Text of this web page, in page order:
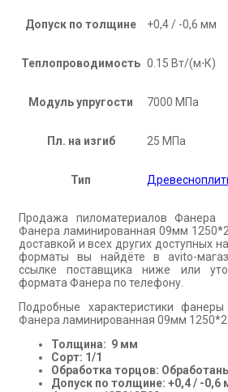
Допуск по толщине +0,4 / -0,6 мм
Теплопроводимость 0.15 Вт/(м⋅К)
Модуль упругости 7000 МПа
Пл. на изгиб 25 МПа
Тип
Продажа пиломатериалов
Фанера ламинированная 09мм
доставкой и всех других доступных
форматы вы найдёте в avito-
ссылке поставщика ниже или
формата Фанера по телефону.
Подробные характеристики
Фанера ламинированная 09мм
Толщина: 9 мм
Сорт: 1/1
Обработка торцов:
Допуск по толщине: +0,4 / -0,6